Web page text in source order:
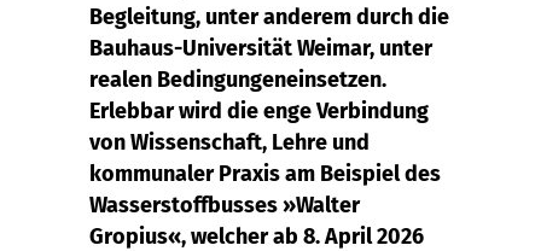
Begleitung, unter anderem durch die
Bauhaus-Universität Weimar, unter
realen Bedingungeneinsetzen.
Erlebbar wird die enge Verbindung
von Wissenschaft, Lehre und
kommunaler Praxis am Beispiel des
Wasserstoffbusses »Walter
Gropius«, welcher ab 8. April 2026